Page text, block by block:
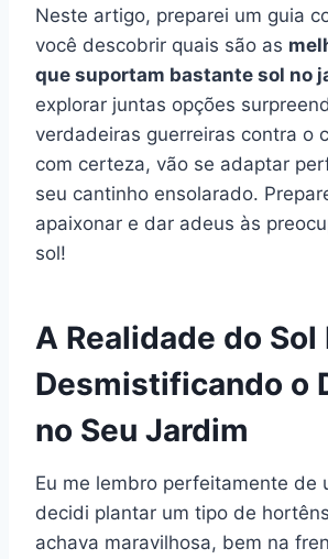
Neste artigo, preparei um guia
você descobrir quais são as
que suportam bastante sol no
explorar juntas opções
verdadeiras guerreiras contra o
com certeza, vão se adaptar
seu cantinho ensolarado.
apaixonar e dar adeus às
sol!
A Realidade do Sol
Desmistificando o
no Seu Jardim
Eu me lembro perfeitamente de
decidi plantar um tipo de
achava maravilhosa, bem na